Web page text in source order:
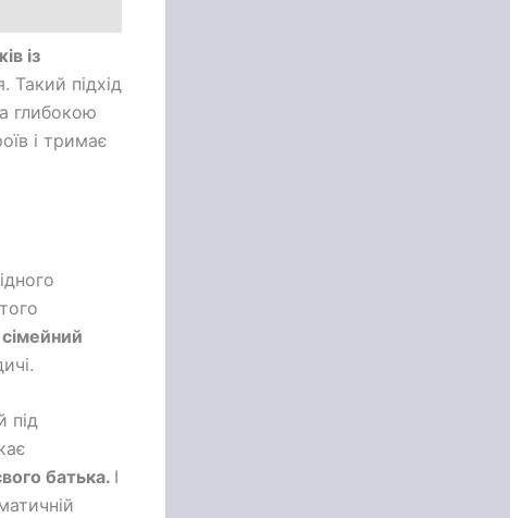
із
Такий підхід
глибокою
і тримає
під
батька. І